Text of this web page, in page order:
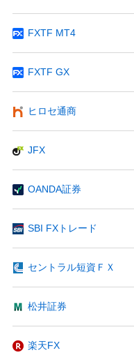
FXTF MT4
FXTF GX
ヒロセ通商
JFX
OANDA証券
SBI FXトレード
セントラル短資ＦＸ
松井証券
楽天FX